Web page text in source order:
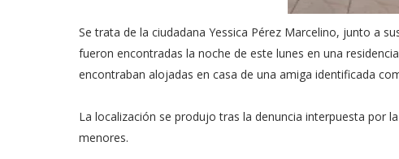
Se trata de la ciudadana Yessica Pérez Marcelino, junto a
fueron encontradas la noche de este lunes en una
encontraban alojadas en casa de una amiga identificada
La localización se produjo tras la denuncia interpuesta por
menores.